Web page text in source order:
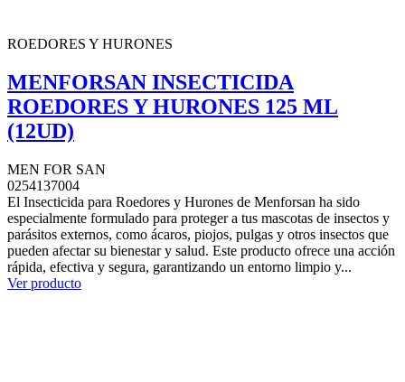
ROEDORES Y HURONES
MENFORSAN INSECTICIDA
ROEDORES Y HURONES 125 ML
(12UD)
MEN FOR SAN
0254137004
El Insecticida para Roedores y Hurones de Menforsan ha sido
especialmente formulado para proteger a tus mascotas de insectos y
parásitos externos, como ácaros, piojos, pulgas y otros insectos que
pueden afectar su bienestar y salud. Este producto ofrece una acción
rápida, efectiva y segura, garantizando un entorno limpio y...
Ver producto